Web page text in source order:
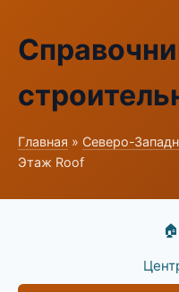
Главная » Северо-
Этаж Roof